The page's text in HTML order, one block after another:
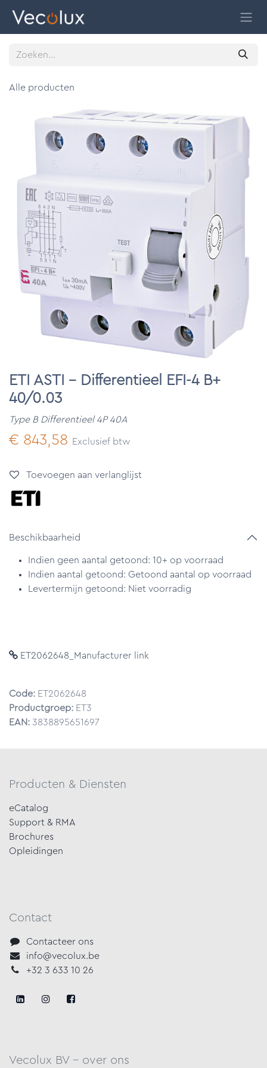
Alle producten
ETI ASTI - Differentieel EFI-4 B+
40/0.03
Type B Differentieel 4P 40A
€ 843,58 Exclusief btw
Toevoegen aan verlanglijst
Beschikbaarheid
Indien geen aantal getoond: 10+ op voorraad
Indien aantal getoond: Getoond aantal op voorraad
Levertermijn getoond: Niet voorradig
ET2062648_Manufacturer link
Code: ET2062648
Productgroep: ET3
EAN: 3838895651697
Producten & Diensten
eCatalog
Support & RMA
Brochures
Opleidingen
Contact
Contacteer ons
info@vecolux.be
+32 3 633 10 26
Vecolux BV - over ons